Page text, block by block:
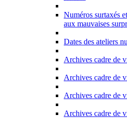
Numéros surtaxés
aux mauvaises
Dates des ateliers
Archives cadre de
Archives cadre de
Archives cadre de
Archives cadre de